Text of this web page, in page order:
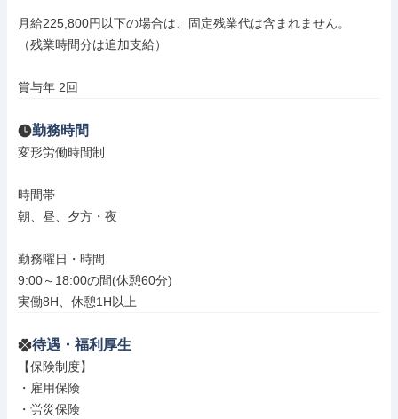
月給225,800円以下の場合は、固定残業代は含まれません。
（残業時間分は追加支給）
賞与年 2回
勤務時間
変形労働時間制
時間帯
朝、昼、夕方・夜
勤務曜日・時間
9:00～18:00の間(休憩60分)
実働8H、休憩1H以上
待遇・福利厚生
【保険制度】
・雇用保険
・労災保険